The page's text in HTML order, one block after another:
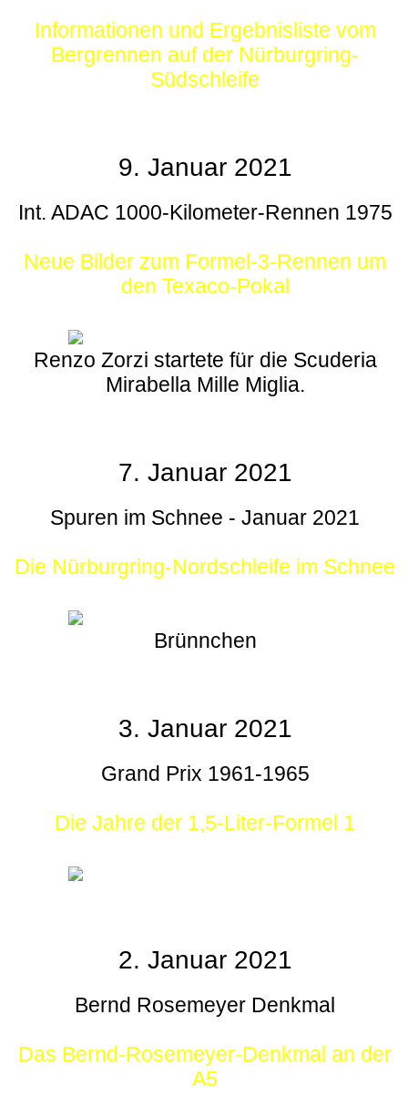
Informationen und Ergebnisliste vom
Bergrennen auf der Nürburgring-
Südschleife
9. Januar 2021
Int. ADAC 1000-Kilometer-Rennen 1975
Neue Bilder zum Formel-3-Rennen um
den Texaco-Pokal
Renzo Zorzi startete für die Scuderia
Mirabella Mille Miglia.
7. Januar 2021
Spuren im Schnee - Januar 2021
Die Nürburgring-Nordschleife im Schnee
Brünnchen
3. Januar 2021
Grand Prix 1961-1965
Die Jahre der 1,5-Liter-Formel 1
2. Januar 2021
Bernd Rosemeyer Denkmal
Das Bernd-Rosemeyer-Denkmal an der
A5